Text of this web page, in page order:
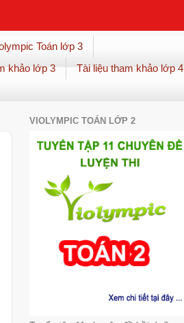
Toán lớp 3
khảo lớp 3
Tài liệu tham khảo lớp 4
VIOLYMPIC TOÁN LỚP 2